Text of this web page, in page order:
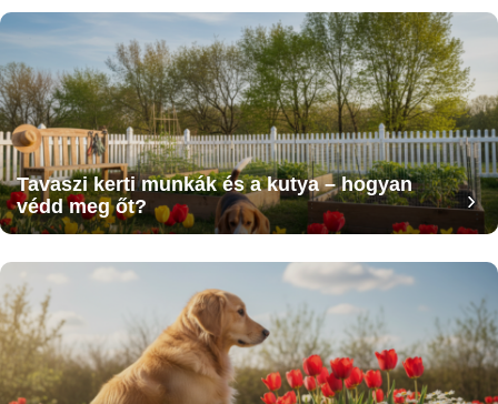
Tavaszi kerti munkák és a kutya – hogyan
védd meg őt?